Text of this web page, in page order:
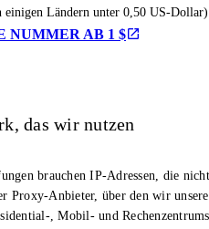
Ländern unter 0,50 US-Dollar)
NUMMER AB 1 $
das wir nutzen
brauchen IP-Adressen, die
Proxy-Anbieter, über den wir
, Mobil- und